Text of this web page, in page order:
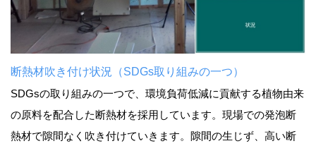
断熱材吹き付け状況（SDGs取り組みの一つ）
SDGsの取り組みの一つで、環境負荷低減に貢献する植物由来
の原料を配合した断熱材を採用しています。現場での発泡断
熱材で隙間なく吹き付けていきます。隙間の生じず、高い断